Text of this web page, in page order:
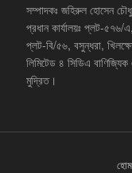
সম্পাদকঃ জহিরুল হোসেন
প্রধান কার্যালয়ঃ প্লট-৫৭৬/
প্লট-বি/৫৬, বসুন্ধরা,
লিমিটেড ৪ সিডিএ
মুদ্রিত।
হোম